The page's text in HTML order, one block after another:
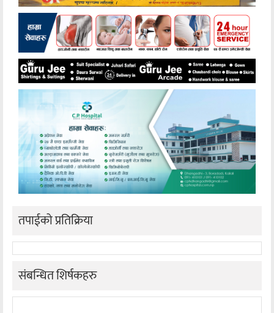
तपाईको प्रतिक्रिया
संबन्धित शिर्षकहरु